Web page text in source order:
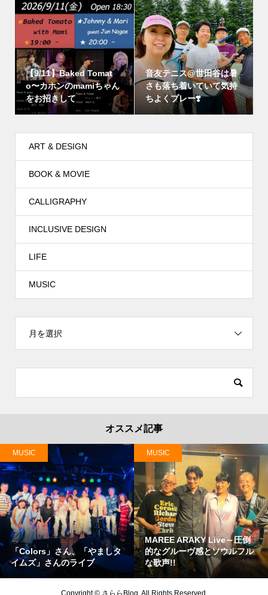
【9/11】Baked Tomat
o〜カホンのmamiちゃん
をお招きして
音友テニス@世田谷は暑
さも落ち着いていて気持
ちよくプレー❣️
ART & DESIGN
BOOK & MOVIE
CALLIGRAPHY
INCLUSIVE DESIGN
LIFE
MUSIC
月を選択
オススメ記事
「Colors」さん、「やましタ
イムズ」さんのライブ
MUSIC
MAREE ARAKY Live～圧倒
的なグルーヴ感とソウルフル
な歌声!!
MUSIC